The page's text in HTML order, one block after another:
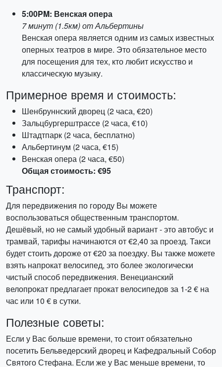
5:00PM: Венская опера
7 минут (1.5км) от Альбертины
Венская опера является одним из самых известных
оперных театров в мире. Это обязательное место
для посещения для тех, кто любит искусство и
классическую музыку.
Примерное время и стоимость:
Шенбруннский дворец (2 часа, €20)
Зальцбургерштрассе (2 часа, €10)
Штадтпарк (2 часа, бесплатно)
Альбертинум (2 часа, €15)
Венская опера (2 часа, €50)
Общая стоимость: €95
Транспорт:
Для передвижения по городу Вы можете
воспользоваться общественным транспортом.
Дешёвый, но не самый удобный вариант - это автобус и
трамвай, тарифы начинаются от €2,40 за проезд. Такси
будет стоить дороже от €20 за поездку. Вы также можете
взять напрокат велосипед, это более экологически
чистый способ передвижения. Венецианский
велопрокат предлагает прокат велосипедов за 1-2 € на
час или 10 € в сутки.
Полезные советы:
Если у Вас больше времени, то стоит обязательно
посетить Бельведерский дворец и Кафедральный Собор
Святого Стефана. Если же у Вас меньше времени, то